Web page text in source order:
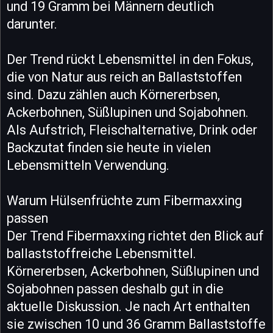
und 19 Gramm bei Männern deutlich
darunter.
Der Trend rückt Lebensmittel in den Fokus,
die von Natur aus reich an Ballaststoffen
sind. Dazu zählen auch Körnererbsen,
Ackerbohnen, Süßlupinen und Sojabohnen.
Als Aufstrich, Fleischalternative, Drink oder
Backzutat finden sie heute in vielen
Lebensmitteln Verwendung.
Warum Hülsenfrüchte zum Fibermaxxing
passen
Der Trend Fibermaxxing richtet den Blick auf
ballaststoffreiche Lebensmittel.
Körnererbsen, Ackerbohnen, Süßlupinen und
Sojabohnen passen deshalb gut in die
aktuelle Diskussion. Je nach Art enthalten
sie zwischen 10 und 36 Gramm Ballaststoffe